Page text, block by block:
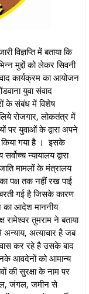
विज्ञप्ति में बताया कि
मुद्दों को लेकर सिवनी
कार्यक्रम का आयोजन
युवा संवाद
के संबंध में विशेष
रोजगार, लोकतंत्र में
पर युवाओं के द्वारा अपने
गया है । इसके
न्यायालय द्वारा
मामलों के मंत्रालय
पक्ष तक नहीं रख पाई
बरती गई है जिसके कारण
आदेश माननीय
रामेश्वर तुमराम ने बताया
अत्याचार है जब
कर रहे है उसके बाद
आवदेनों को आमान्य
की सुरक्षा के नाम पर
जंगल, जमीन से